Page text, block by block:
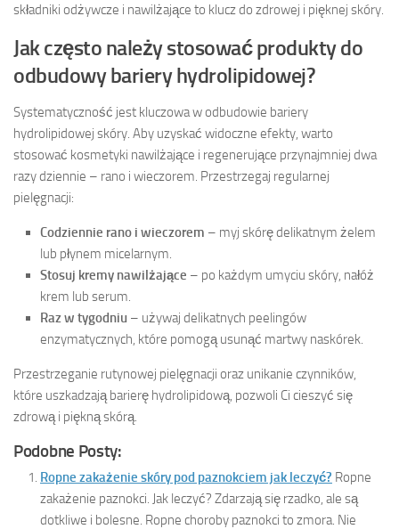
składniki odżywcze i nawilżające to klucz do zdrowej i pięknej skóry.
Jak często należy stosować produkty do
odbudowy bariery hydrolipidowej?
Systematyczność jest kluczowa w odbudowie bariery
hydrolipidowej skóry. Aby uzyskać widoczne efekty, warto
stosować kosmetyki nawilżające i regenerujące przynajmniej dwa
razy dziennie – rano i wieczorem. Przestrzegaj regularnej
pielęgnacji:
Codziennie rano i wieczorem – myj skórę delikatnym żelem
lub płynem micelarnym.
Stosuj kremy nawilżające – po każdym umyciu skóry, nałóż
krem lub serum.
Raz w tygodniu – używaj delikatnych peelingów
enzymatycznych, które pomogą usunąć martwy naskórek.
Przestrzeganie rutynowej pielęgnacji oraz unikanie czynników,
które uszkadzają barierę hydrolipidową, pozwoli Ci cieszyć się
zdrową i piękną skórą.
Podobne Posty:
Ropne zakażenie skóry pod paznokciem jak leczyć? Ropne
zakażenie paznokci. Jak leczyć? Zdarzają się rzadko, ale są
dotkliwe i bolesne. Ropne choroby paznokci to zmora. Nie